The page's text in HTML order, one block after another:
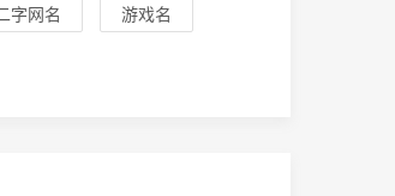
字网名 游戏名